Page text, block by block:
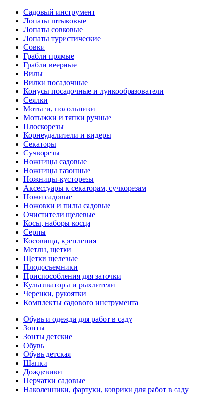
Садовый инструмент
Лопаты штыковые
Лопаты совковые
Лопаты туристические
Совки
Грабли прямые
Грабли веерные
Вилы
Вилки посадочные
Конусы посадочные и лункообразователи
Сеялки
Мотыги, полольники
Мотыжки и тяпки ручные
Плоскорезы
Корнеудалители и видеры
Секаторы
Сучкорезы
Ножницы садовые
Ножницы газонные
Ножницы-кусторезы
Аксессуары к секаторам, сучкорезам
Ножи садовые
Ножовки и пилы садовые
Очистители щелевые
Косы, наборы косца
Серпы
Косовища, крепления
Метлы, щетки
Щетки щелевые
Плодосъемники
Приспособления для заточки
Культиваторы и рыхлители
Черенки, рукоятки
Комплекты садового инструмента
Обувь и одежда для работ в саду
Зонты
Зонты детские
Обувь
Обувь детская
Шапки
Дождевики
Перчатки садовые
Наколенники, фартуки, коврики для работ в саду